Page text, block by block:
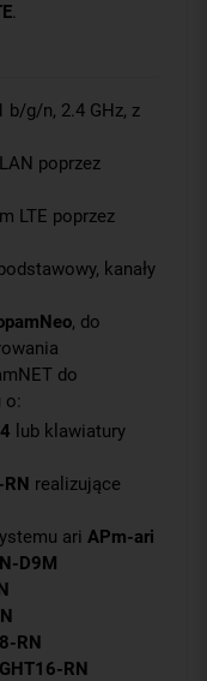
.
b/g/n, 2.4 GHz, z
poprzez
LTE poprzez
kanały
, do
do
o:
lub klawiatury
RN realizujące
ari APm-ari
D9M
RN
RN